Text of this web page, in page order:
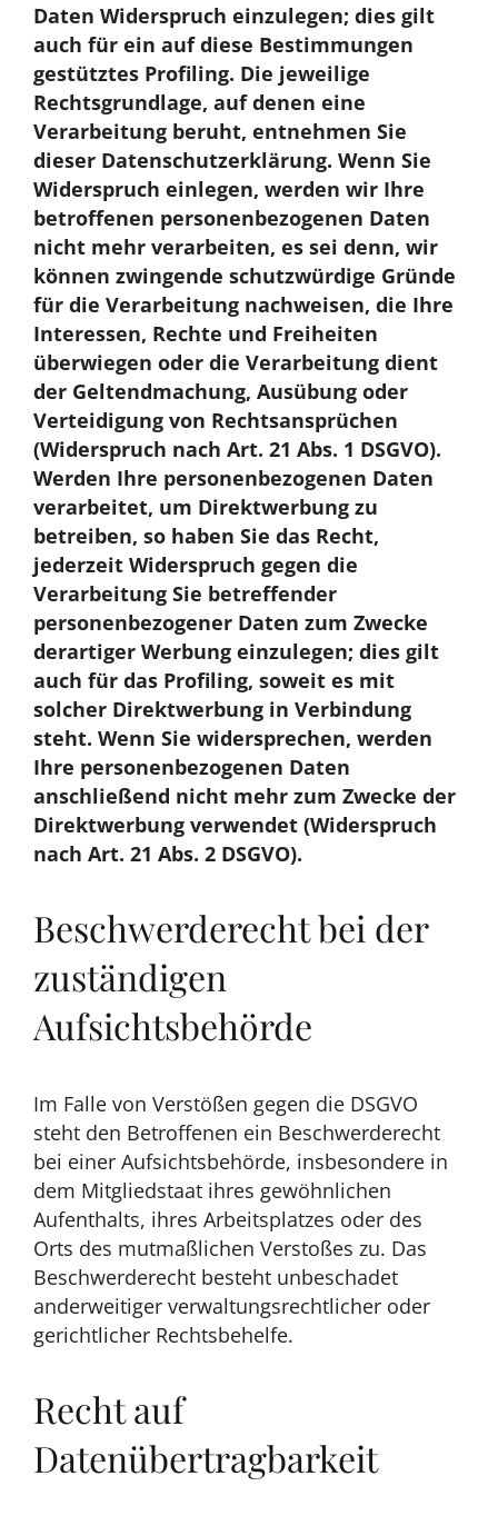
Daten Widerspruch einzulegen; dies gilt
auch für ein auf diese Bestimmungen
gestütztes Profiling. Die jeweilige
Rechtsgrundlage, auf denen eine
Verarbeitung beruht, entnehmen Sie
dieser Datenschutzerklärung. Wenn Sie
Widerspruch einlegen, werden wir Ihre
betroffenen personenbezogenen Daten
nicht mehr verarbeiten, es sei denn, wir
können zwingende schutzwürdige Gründe
für die Verarbeitung nachweisen, die Ihre
Interessen, Rechte und Freiheiten
überwiegen oder die Verarbeitung dient
der Geltendmachung, Ausübung oder
Verteidigung von Rechtsansprüchen
(Widerspruch nach Art. 21 Abs. 1 DSGVO).
Werden Ihre personenbezogenen Daten
verarbeitet, um Direktwerbung zu
betreiben, so haben Sie das Recht,
jederzeit Widerspruch gegen die
Verarbeitung Sie betreffender
personenbezogener Daten zum Zwecke
derartiger Werbung einzulegen; dies gilt
auch für das Profiling, soweit es mit
solcher Direktwerbung in Verbindung
steht. Wenn Sie widersprechen, werden
Ihre personenbezogenen Daten
anschließend nicht mehr zum Zwecke der
Direktwerbung verwendet (Widerspruch
nach Art. 21 Abs. 2 DSGVO).
Beschwerderecht bei der
zuständigen
Aufsichtsbehörde
Im Falle von Verstößen gegen die DSGVO
steht den Betroffenen ein Beschwerderecht
bei einer Aufsichtsbehörde, insbesondere in
dem Mitgliedstaat ihres gewöhnlichen
Aufenthalts, ihres Arbeitsplatzes oder des
Orts des mutmaßlichen Verstoßes zu. Das
Beschwerderecht besteht unbeschadet
anderweitiger verwaltungsrechtlicher oder
gerichtlicher Rechtsbehelfe.
Recht auf
Datenübertragbarkeit